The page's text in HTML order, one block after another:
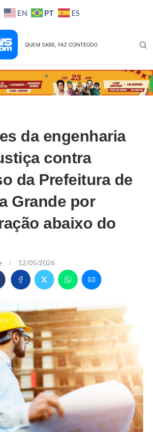
EN PT ES
da engenharia
contra
da Prefeitura de
Grande por
abaixo do
12/05/2026